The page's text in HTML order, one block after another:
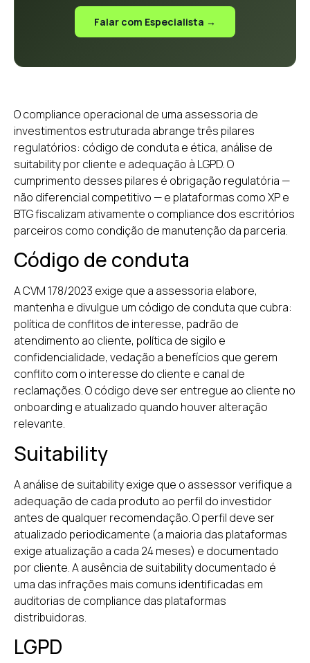
Falar com Especialista →
O compliance operacional de uma assessoria de
investimentos estruturada abrange três pilares
regulatórios: código de conduta e ética, análise de
suitability por cliente e adequação à LGPD. O
cumprimento desses pilares é obrigação regulatória —
não diferencial competitivo — e plataformas como XP e
BTG fiscalizam ativamente o compliance dos escritórios
parceiros como condição de manutenção da parceria.
Código de conduta
A CVM 178/2023 exige que a assessoria elabore,
mantenha e divulgue um código de conduta que cubra:
política de conflitos de interesse, padrão de
atendimento ao cliente, política de sigilo e
confidencialidade, vedação a benefícios que gerem
conflito com o interesse do cliente e canal de
reclamações. O código deve ser entregue ao cliente no
onboarding e atualizado quando houver alteração
relevante.
Suitability
A análise de suitability exige que o assessor verifique a
adequação de cada produto ao perfil do investidor
antes de qualquer recomendação. O perfil deve ser
atualizado periodicamente (a maioria das plataformas
exige atualização a cada 24 meses) e documentado
por cliente. A ausência de suitability documentado é
uma das infrações mais comuns identificadas em
auditorias de compliance das plataformas
distribuidoras.
LGPD